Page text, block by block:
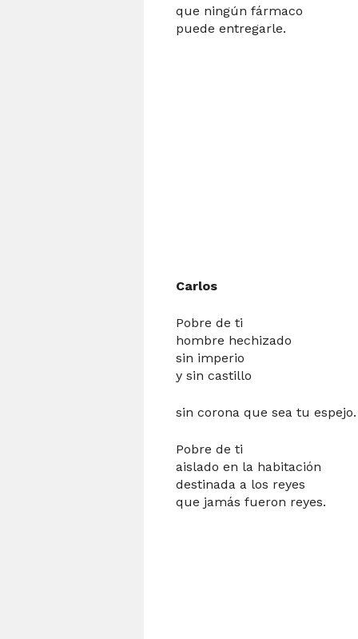
que ningún fármaco
puede entregarle.
Carlos
Pobre de ti
hombre hechizado
sin imperio
y sin castillo
sin corona que sea tu espejo.
Pobre de ti
aislado en la habitación
destinada a los reyes
que jamás fueron reyes.